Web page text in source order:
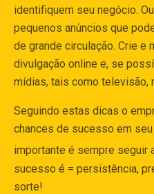
identifiquem seu negócio.
pequenos anúncios que
de grande circulação. Crie e
divulgação online e, se
mídias, tais como televisão,
Seguindo estas dicas o
chances de sucesso em
importante é sempre seguir
sucesso é = persistência,
sorte!